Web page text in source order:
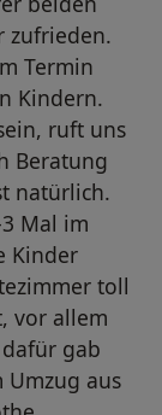
zufrieden.
Termin
Kindern.
ruft uns
Beratung
natürlich.
Mal im
Kinder
toll
vor allem
gab
Umzug aus